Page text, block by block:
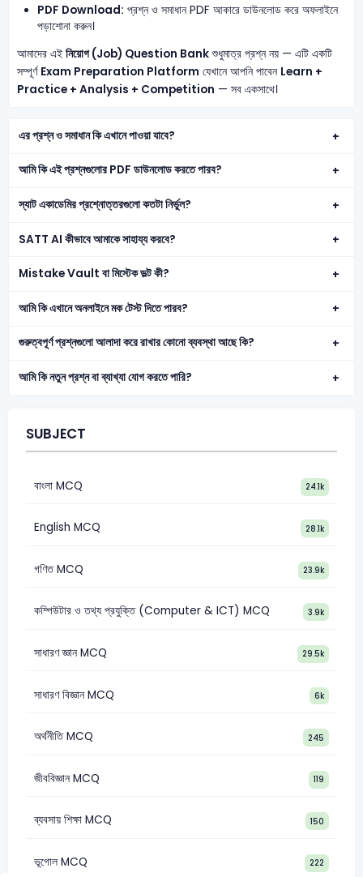
PDF Download: প্রশ্ন ও সমাধান PDF আকারে ডাউনলোড করে অফলাইনে
পড়াশোনা করুন।
আমাদের এই নিয়োগ (Job) Question Bankশুধুমাত্র প্রশ্ন নয় — এটি একটি
সম্পূর্ণ Exam Preparation Platform যেখানে আপনি পাবেন Learn +
Practice + Analysis + Competition — সব একসাথে।
এর প্রশ্ন ও সমাধান কি এখানে পাওয়া যাবে?
আমি কি এই প্রশ্নগুলোর PDF ডাউনলোড করতে পারব?
স্যাট একাডেমির প্রশ্নোত্তরগুলো কতটা নির্ভুল?
SATT AI কীভাবে আমাকে সাহায্য করবে?
Mistake Vault বা মিস্টেক ভল্ট কী?
আমি কি এখানে অনলাইনে মক টেস্ট দিতে পারব?
গুরুত্বপূর্ণ প্রশ্নগুলো আলাদা করে রাখার কোনো ব্যবস্থা আছে কি?
আমি কি নতুন প্রশ্ন বা ব্যাখ্যা যোগ করতে পারি?
SUBJECT
বাংলা MCQ 24.1k
English MCQ 28.1k
গণিত MCQ 23.9k
কম্পিউটার ও তথ্য প্রযুক্তি (Computer & ICT) MCQ 3.9k
সাধারণ জ্ঞান MCQ 29.5k
সাধারণ বিজ্ঞান MCQ 6k
অর্থনীতি MCQ 245
জীববিজ্ঞান MCQ 119
ব্যবসায় শিক্ষা MCQ 150
ভূগোল MCQ 222